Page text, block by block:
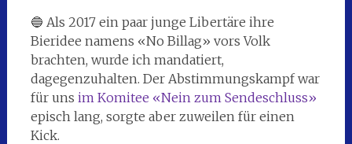
🔵 Als 2017 ein paar junge Libertäre ihre
Bieridee namens «No Billag» vors Volk
brachten, wurde ich mandatiert,
dagegenzuhalten. Der Abstimmungskampf war
für uns im Komitee «Nein zum Sendeschluss»
episch lang, sorgte aber zuweilen für einen
Kick.